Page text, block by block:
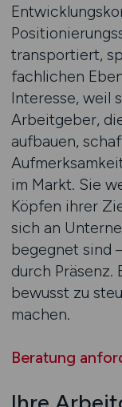
transportiert,
fachlichen
Interesse, weil
Arbeitgeber,
aufbauen,
im Markt. Sie
Köpfen ihrer
sich an
begegnet sind
durch Präsenz.
bewusst zu
machen.
Beratung